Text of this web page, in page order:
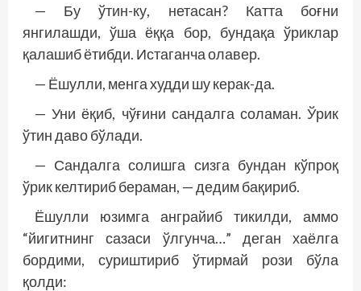
— Бу ўтин-ку, нетасан? Катта боғни
янгилашди, ўша ёққа бор, бундақа ўриклар
қалашиб ётибди. Истаганча олавер.
— Ёшулли, менга худди шу керак-да.
— Уни ёқиб, чўғини сандалга соламан. Ўрик
ўтин даво бўлади.
— Сандалга солишга сизга бундан кўпроқ
ўрик келтириб бераман, — дедим бақириб.
Ёшулли юзимга анграйиб тикилди, аммо
“йигитнинг сазаси ўлгунча…” деган хаёлга
бордими, суриштириб ўтирмай рози бўла
қолди: